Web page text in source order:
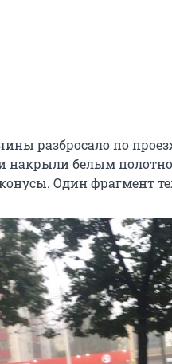
разбросало по
накрыли белым
Один фрагмент